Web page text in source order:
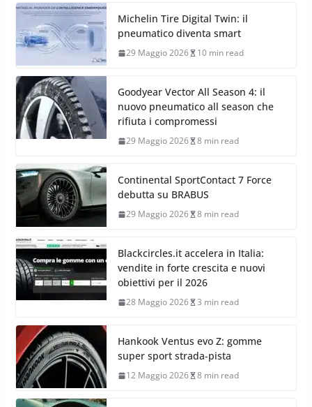
Michelin Tire Digital Twin: il
pneumatico diventa smart
29 Maggio 2026 10 min read
Goodyear Vector All Season 4: il
nuovo pneumatico all season che
rifiuta i compromessi
29 Maggio 2026 8 min read
Continental SportContact 7 Force
debutta su BRABUS
29 Maggio 2026 8 min read
Blackcircles.it accelera in Italia:
vendite in forte crescita e nuovi
obiettivi per il 2026
28 Maggio 2026 3 min read
Hankook Ventus evo Z: gomme
super sport strada-pista
12 Maggio 2026 8 min read